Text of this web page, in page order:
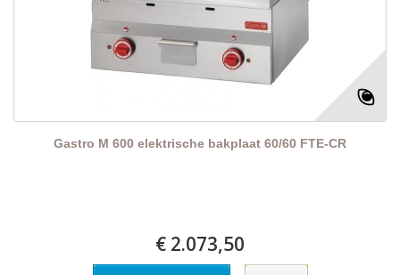
Gastro M 600 elektrische bakplaat 60/60 FTE-CR
€ 2.073,50